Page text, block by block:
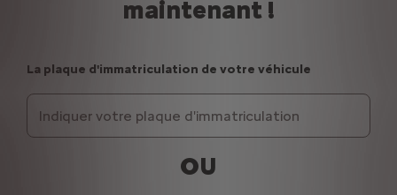
maintenant !
La plaque d'immatriculation de votre véhicule
OU